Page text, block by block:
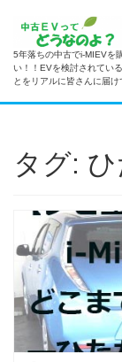
5年落ちの中古でi-MIEVを
い！！EVを検討されてい
とをリアルに皆さんに届け
タグ: